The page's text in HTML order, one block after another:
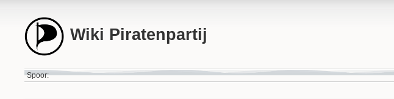
Wiki Piratenpartij
Spoor: